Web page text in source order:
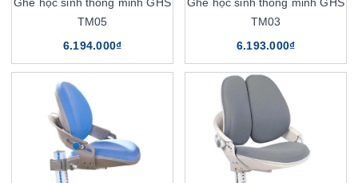
Ghế học sinh thông minh GHS
TM05
6.194.000₫
Ghế học sinh thông minh GHS
TM03
6.193.000₫